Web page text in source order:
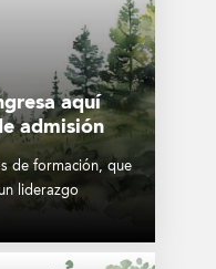
aquí
admisión
de formación, que
liderazgo